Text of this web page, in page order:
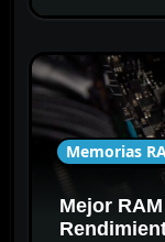
Memorias
Mejor